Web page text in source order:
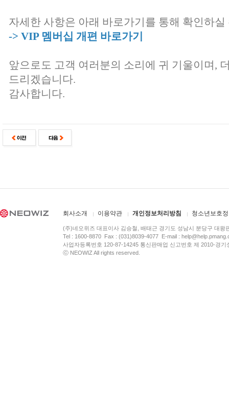
자세한 사항은 아래 바로가기를 통해 확인하실
-> VIP 멤버십 개편 바로가기
앞으로도 고객 여러분의 소리에 귀 기울이며,
드리겠습니다.
감사합니다.
회사소개 이용약관 개인정보처리방침 청소년보호
(주)네오위즈 대표이사 김승철, 배태근 경기도 성남시 분당구 대왕
Tel : 1600-8870 Fax : (031)8039-4077 E-mail :
사업자등록번호 120-87-14245 통신판매업 신고번호 제 2010-경
ⓒ NEOWIZ All rights reserved.